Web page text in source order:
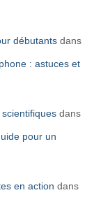
débutants dans
: astuces et
dans
pour un
en action dans